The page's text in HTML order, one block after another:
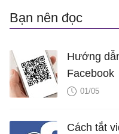
Bạn nên đọc
Hướng
Facebook
01/05
Cách tắt